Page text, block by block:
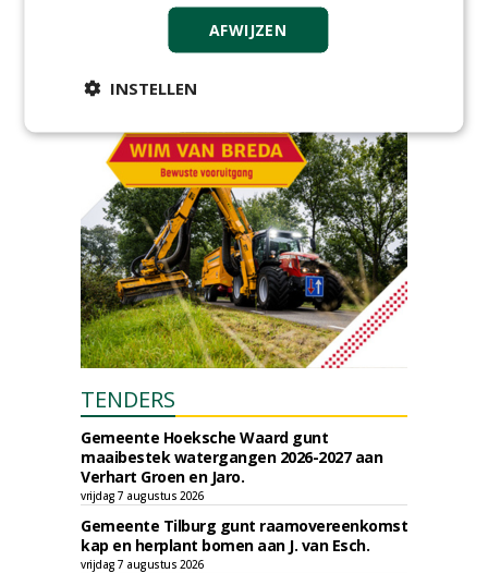
Rooftop Symposium viert
tien jaar duurzame
dakontwikkeling
TENDERS
Gemeente Hoeksche Waard gunt
maaibestek watergangen 2026-2027 aan
Verhart Groen en Jaro.
vrijdag 7 augustus 2026
Gemeente Tilburg gunt raamovereenkomst
kap en herplant bomen aan J. van Esch.
vrijdag 7 augustus 2026
AFWIJZEN
INSTELLEN